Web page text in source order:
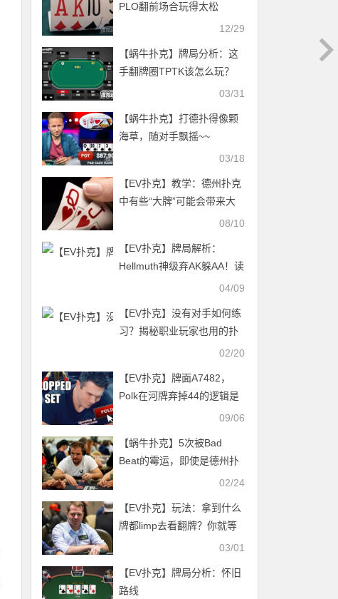
PLO翻前场合玩得太松
12/29
【蜗牛扑克】牌局分析：这
手翻牌圈TPTK该怎么玩？
03/31
【蜗牛扑克】打德扑得像颗
海草，随对手飘摇~~
03/18
【EV扑克】教学：德州扑克
中有些“大牌”可能会带来大
08/10
【EV扑克】牌局解析：
Hellmuth神级弃AK躲AA！读
穿娱乐玩家心理，赛后怒喷
04/09
【EV扑克】没有对手如何练
习？揭秘职业玩家也用的扑
02/20
【EV扑克】牌面A7482，
Polk在河牌弃掉44的逻辑是
09/06
【蜗牛扑克】5次被Bad
Beat的霉运，即使是德州扑
克顶级牌手也躲不过啊（2）
02/24
【EV扑克】玩法：拿到什么
牌都limp去看翻牌？你就等
03/01
【EV扑克】牌局分析：怀旧
路线